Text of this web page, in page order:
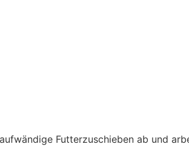
Futterzuschieben ab und